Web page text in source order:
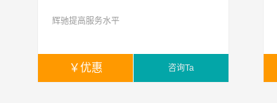
辉驰提高服务水平
￥优惠 咨询Ta